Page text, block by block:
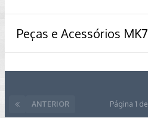
Peças e Acessórios MK7
ANTERIOR Página 1